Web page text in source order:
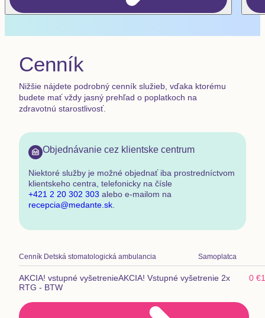
Cenník
Nižšie nájdete podrobný cenník služieb, vďaka ktorému
budete mať vždy jasný prehľad o poplatkoch na
zdravotnú starostlivosť.
Objednávanie cez klientske centrum
Niektoré služby je možné objednať iba prostredníctvom
klientskeho centra telefonicky na čísle
+421 2 20 302 303 alebo e-mailom na
recepcia@medante.sk
Cenník Detská stomatologická ambulancia Samoplatca
AKCIA! vstupné vyšetrenieAKCIA! Vstupné vyšetrenie 2x
RTG - BTW
0 €